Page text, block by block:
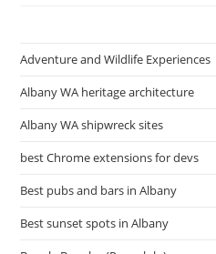
อาหาร
สุข
พอ
ฟิน
เฉพาะ
เพื่อ
หุ่น
Adventure and Wildlife Experiences
Albany WA heritage architecture
Albany WA shipwreck sites
best Chrome extensions for devs
Best pubs and bars in Albany
Best sunset spots in Albany